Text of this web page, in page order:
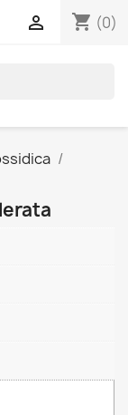
shopping_cart (0)
